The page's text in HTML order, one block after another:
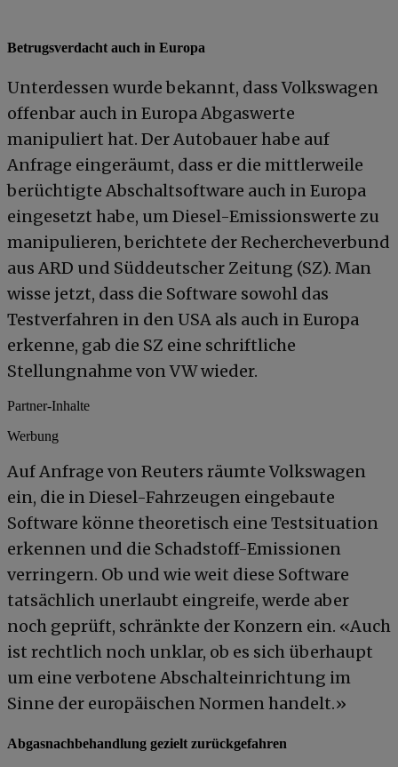
Betrugsverdacht auch in Europa
Unterdessen wurde bekannt, dass Volkswagen
offenbar auch in Europa Abgaswerte
manipuliert hat. Der Autobauer habe auf
Anfrage eingeräumt, dass er die mittlerweile
berüchtigte Abschaltsoftware auch in Europa
eingesetzt habe, um Diesel-Emissionswerte zu
manipulieren, berichtete der Rechercheverbund
aus ARD und Süddeutscher Zeitung (SZ). Man
wisse jetzt, dass die Software sowohl das
Testverfahren in den USA als auch in Europa
erkenne, gab die SZ eine schriftliche
Stellungnahme von VW wieder.
Partner-Inhalte
Werbung
Auf Anfrage von Reuters räumte Volkswagen
ein, die in Diesel-Fahrzeugen eingebaute
Software könne theoretisch eine Testsituation
erkennen und die Schadstoff-Emissionen
verringern. Ob und wie weit diese Software
tatsächlich unerlaubt eingreife, werde aber
noch geprüft, schränkte der Konzern ein. «Auch
ist rechtlich noch unklar, ob es sich überhaupt
um eine verbotene Abschalteinrichtung im
Sinne der europäischen Normen handelt.»
Abgasnachbehandlung gezielt zurückgefahren